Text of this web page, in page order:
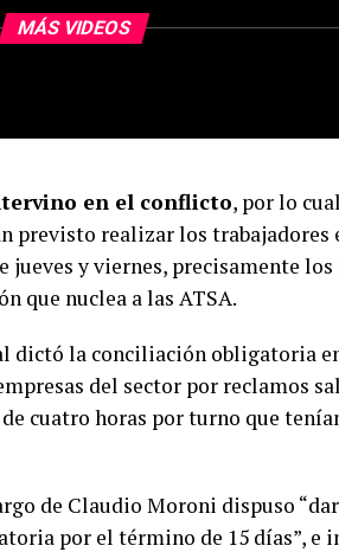
MÁS VIDEOS
en el conflicto, por lo
previsto realizar los trabajadores
jueves y viernes, precisamente los
que nuclea a las ATSA.
dictó la conciliación obligatoria
del sector por reclamos
cuatro horas por turno que
de Claudio Moroni dispuso
por el término de 15 días”, e